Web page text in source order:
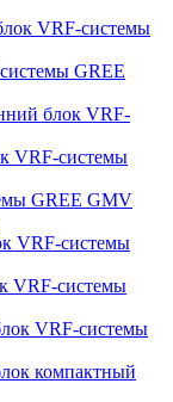
VRF-системы
GREE
блок VRF-
VRF-системы
GREE GMV
VRF-системы
VRF-системы
VRF-системы
компактный